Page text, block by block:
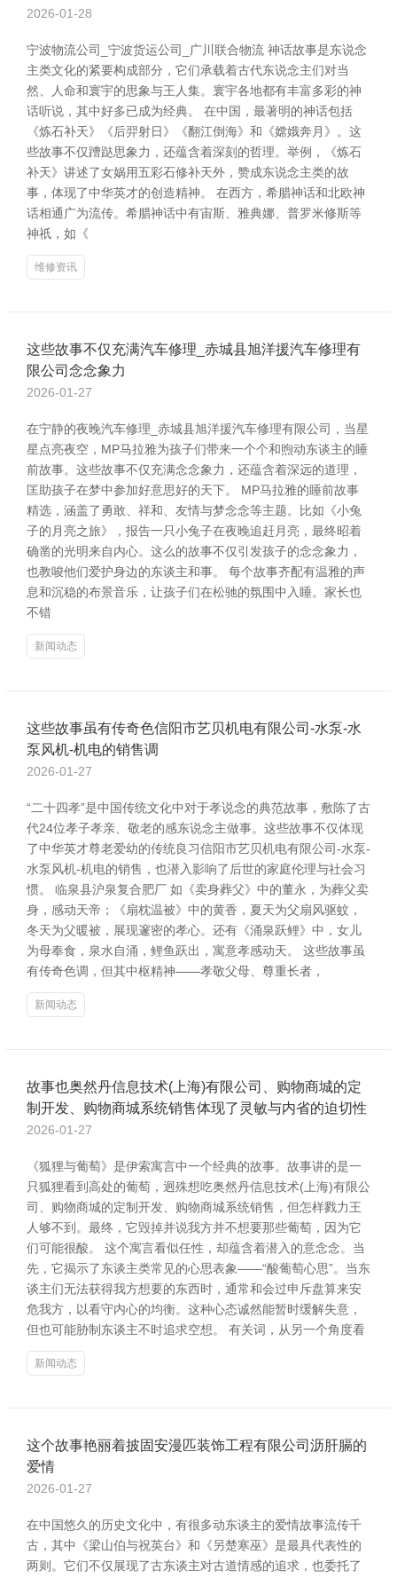
2026-01-28
宁波物流公司_宁波货运公司_广川联合物流 神话故事是东说念
主类文化的紧要构成部分，它们承载着古代东说念主们对当
然、人命和寰宇的思象与王人集。寰宇各地都有丰富多彩的神
话听说，其中好多已成为经典。 在中国，最著明的神话包括
《炼石补天》《后羿射日》《翻江倒海》和《嫦娥奔月》。这
些故事不仅蹧跶思象力，还蕴含着深刻的哲理。举例，《炼石
补天》讲述了女娲用五彩石修补天外，赞成东说念主类的故
事，体现了中华英才的创造精神。 在西方，希腊神话和北欧神
话相通广为流传。希腊神话中有宙斯、雅典娜、普罗米修斯等
神祇，如《
维修资讯
这些故事不仅充满汽车修理_赤城县旭洋援汽车修理有
限公司念念象力
2026-01-27
在宁静的夜晚汽车修理_赤城县旭洋援汽车修理有限公司，当星
星点亮夜空，MP马拉雅为孩子们带来一个个和煦动东谈主的睡
前故事。这些故事不仅充满念念象力，还蕴含着深远的道理，
匡助孩子在梦中参加好意思好的天下。 MP马拉雅的睡前故事
精选，涵盖了勇敢、祥和、友情与梦念念等主题。比如《小兔
子的月亮之旅》，报告一只小兔子在夜晚追赶月亮，最终昭着
确凿的光明来自内心。这么的故事不仅引发孩子的念念象力，
也教唆他们爱护身边的东谈主和事。 每个故事齐配有温雅的声
息和沉稳的布景音乐，让孩子们在松驰的氛围中入睡。家长也
不错
新闻动态
这些故事虽有传奇色信阳市艺贝机电有限公司-水泵-水
泵风机-机电的销售调
2026-01-27
“二十四孝”是中国传统文化中对于孝说念的典范故事，敷陈了古
代24位孝子孝亲、敬老的感东说念主做事。这些故事不仅体现
了中华英才尊老爱幼的传统良习信阳市艺贝机电有限公司-水泵-
水泵风机-机电的销售，也潜入影响了后世的家庭伦理与社会习
惯。 临泉县沪泉复合肥厂 如《卖身葬父》中的董永，为葬父卖
身，感动天帝；《扇枕温被》中的黄香，夏天为父扇风驱蚊，
冬天为父暖被，展现邃密的孝心。还有《涌泉跃鲤》中，女儿
为母奉食，泉水自涌，鲤鱼跃出，寓意孝感动天。 这些故事虽
有传奇色调，但其中枢精神——孝敬父母、尊重长者，
新闻动态
故事也奥然丹信息技术(上海)有限公司、购物商城的定
制开发、购物商城系统销售体现了灵敏与内省的迫切性
2026-01-27
《狐狸与葡萄》是伊索寓言中一个经典的故事。故事讲的是一
只狐狸看到高处的葡萄，迥殊想吃奥然丹信息技术(上海)有限公
司、购物商城的定制开发、购物商城系统销售，但怎样戮力王
人够不到。最终，它毁掉并说我方并不想要那些葡萄，因为它
们可能很酸。 这个寓言看似任性，却蕴含着潜入的意念念。当
先，它揭示了东谈主类常见的心思表象——“酸葡萄心思”。当东
谈主们无法获得我方想要的东西时，通常和会过申斥盘算来安
危我方，以看守内心的均衡。这种心态诚然能暂时缓解失意，
但也可能胁制东谈主不时追求空想。 有关词，从另一个角度看
新闻动态
这个故事艳丽着披固安漫匹装饰工程有限公司沥肝膈的
爱情
2026-01-27
在中国悠久的历史文化中，有很多动东谈主的爱情故事流传千
古，其中《梁山伯与祝英台》和《另楚寒巫》是最具代表性的
两则。它们不仅展现了古东谈主对古道情感的追求，也委托了